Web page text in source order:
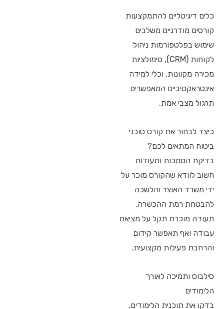
כלים דיגיטליים להתמקצעות
קורסים מודרניים משלבים
שימוש בפלטפורמות ניהול
לקוחות (CRM), סימולציות
מכירה מקוונות, וכלי למידה
אינטראקטיביים המאפשרים
תרגול מצבי אמת.
כיצד לבחור את קורס סוכני
ביטוח המתאים לכם?
בדיקת הסמכות ותעודות
חשוב לוודא שהקורס מוכר על
ידי משרד האוצר והלשכה
להבטחת רמת ההכשרה.
תעודה מוכרת תקל על מציאת
עבודה ואף תאפשר קידום
והרחבת פעילות מקצועית.
סילבוס ותמיכה לאורך
הלימודים
בדקו את תוכנית הלימודים,